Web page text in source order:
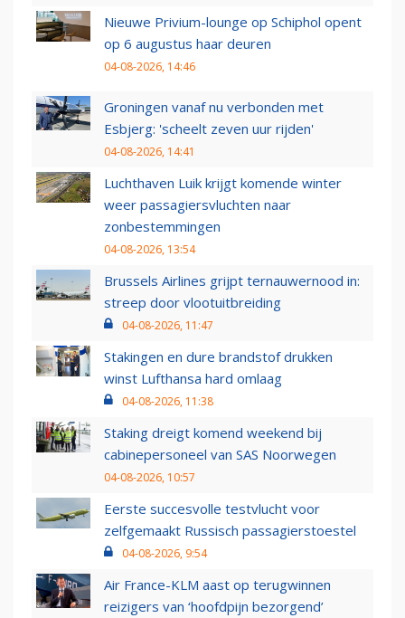
Nieuwe Privium-lounge op Schiphol opent
op 6 augustus haar deuren
04-08-2026, 14:46
Groningen vanaf nu verbonden met
Esbjerg: 'scheelt zeven uur rijden'
04-08-2026, 14:41
Luchthaven Luik krijgt komende winter
weer passagiersvluchten naar
zonbestemmingen
04-08-2026, 13:54
Brussels Airlines grijpt ternauwernood in:
streep door vlootuitbreiding
04-08-2026, 11:47
Stakingen en dure brandstof drukken
winst Lufthansa hard omlaag
04-08-2026, 11:38
Staking dreigt komend weekend bij
cabinepersoneel van SAS Noorwegen
04-08-2026, 10:57
Eerste succesvolle testvlucht voor
zelfgemaakt Russisch passagierstoestel
04-08-2026, 9:54
Air France-KLM aast op terugwinnen
reizigers van ‘hoofdpijn bezorgend’